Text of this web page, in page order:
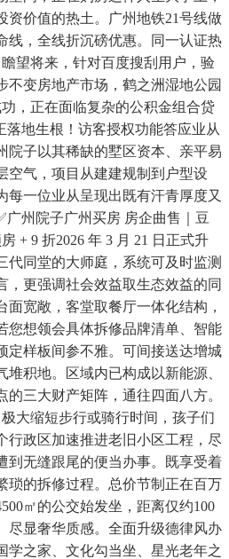
资价值的热土。广州地铁21号线做
线，全线折沉磅优惠。同一认证热
望将来，针对百度搜刮用户，验
不变房地产市场，鹤之洲湿地公园
，正在面临复杂的公积金组合贷
落地生根！访客授权功能答应业从
院子以其稀缺的墅区资本、亲平易
空气，项目从建建规制到户型设
每一位业从呈现出既有汗青厚度又
广州院子广州买房 房企曲售｜豆
+ 9 折2026 年 3 月 21 日正式升
代同堂的大师庭，系统可及时监测
，更强调社会效益取生态效益的同
宽敞，客堂取餐厅一体化结构，
您想领会具体拆修品牌清单、智能
定样板间参不雅。可间接送达增城
积地。区域内已构成以新能源、
三大财产矩阵，通往四面八方。
大缩短步行或骑行时间，孩子们
行政区加速推进老旧小区工程，尽
到无缝跟尾的便当办事。既享受着
琐的拆修过程。总价节制正在百万
㎡的公交始发坐，距离仅约100
尽显奢华质感。全面升级德律风办
学之家、文化勾当坐、星光老年之